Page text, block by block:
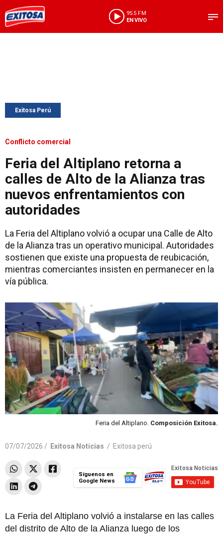
95.5 FM
EN VIVO
Exitosa Perú
Conflicto comercial
Feria del Altiplano retorna a
calles de Alto de la Alianza tras
nuevos enfrentamientos con
autoridades
La Feria del Altiplano volvió a ocupar una Calle de Alto
de la Alianza tras un operativo municipal. Autoridades
sostienen que existe una propuesta de reubicación,
mientras comerciantes insisten en permanecer en la
vía pública.
Feria del Altiplano. Composición Exitosa.
07/07/2026 / Exitosa Noticias / Exitosa perú
Síguenos en
Google News
La Feria del Altiplano volvió a instalarse en las calles
del distrito de Alto de la Alianza luego de los